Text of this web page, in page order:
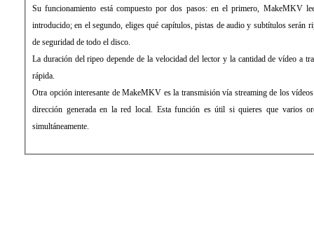
Su funcionamiento está compuesto por dos pasos: en el primero, MakeMKV
introducido; en el segundo, eliges qué capítulos, pistas de audio y subtítulos serán
de seguridad de todo el disco.
La duración del ripeo depende de la velocidad del lector y la cantidad de vídeo a
rápida.
Otra opción interesante de MakeMKV es la transmisión vía streaming de los
dirección generada en la red local. Esta función es útil si quieres que varios
simultáneamente.